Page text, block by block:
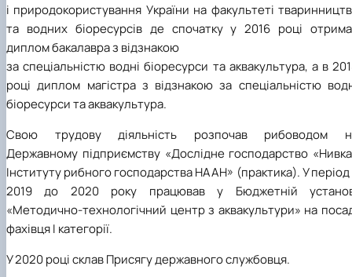
і природокористування України на факультеті
та водних біоресурсів де спочатку у 2016 році
диплом бакалавра з відзнакою
за спеціальністю водні біоресурси та аквакультура, а в
році диплом магістра з відзнакою за спеціальністю
біоресурси та аквакультура.
Свою трудову діяльність розпочав рибоводом
Державному підприємству «Дослідне господарство
Інституту рибного господарства НААН» (практика). У період
2019 до 2020 року працював у Бюджетній
«Методично-технологічний центр з аквакультури» на
фахівця І категорії.
У 2020 році склав Присягу державного службовця.